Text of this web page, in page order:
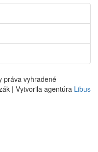
práva vyhradené
| Vytvorila agentúra Libus